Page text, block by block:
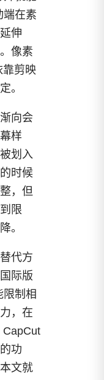
端在素
伸
像素
靠剪映
。
向会
样
划入
时候
，但
限
。
代方
际版
制相
，在
CapCut
功
文就